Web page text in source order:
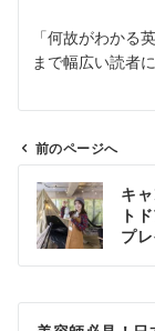
「何故がわかる
まで幅広い読者
ビ
前のページへ
キ
ト
プ